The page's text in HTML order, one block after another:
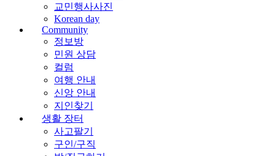
교민행사사진
Korean day
Community
정보방
민원 상담
컬럼
여행 안내
신앙 안내
지인찾기
생활 장터
사고팔기
구인/구직